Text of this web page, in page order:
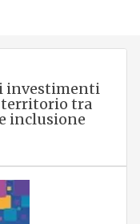
investimenti
territorio tra
inclusione